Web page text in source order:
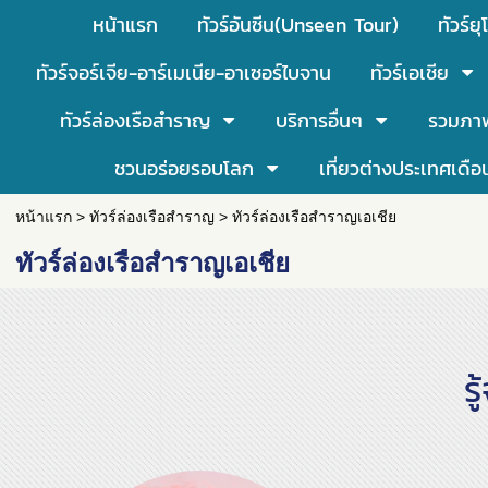
หน้าแรก ทัวร์อันซีน(Unseen Tour)
ทัวร์ยุ
ทัวร์จอร์เจีย-อาร์เมเนีย-อาเซอร์ไบจาน
ทัวร์เอเชีย
ทัวร์ล่องเรือสำราญ
บริการอื่นๆ
รวมภา
ชวนอร่อยรอบโลก
เที่ยวต่างประเทศเดื
หน้าแรก> ทัวร์ล่องเรือสำราญ > ทัวร์ล่องเรือสำราญเอเชีย
ทัวร์ล่องเรือสำราญเอเชีย